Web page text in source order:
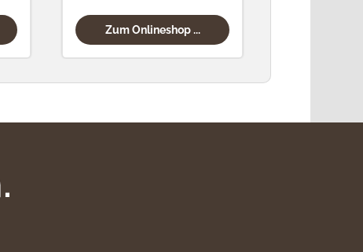
Zum Onlineshop ...